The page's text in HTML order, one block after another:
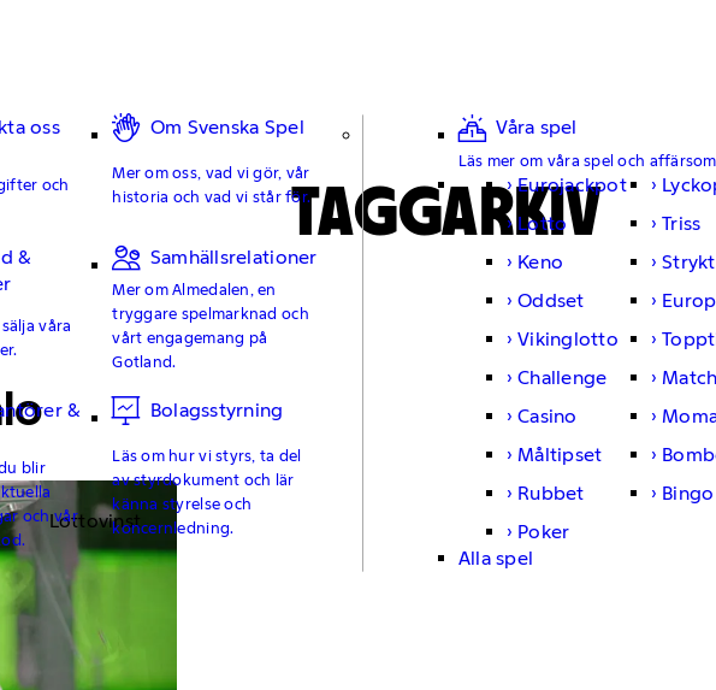
oss
och
Om Svenska Spel
Mer om oss, vad vi gör, vår
historia och vad vi står för.
&
våra
Samhällsrelationer
Mer om Almedalen, en
tryggare spelmarknad och
vårt engagemang på
Gotland.
&
blir
och vår
Bolagsstyrning
Läs om hur vi styrs, ta del
av styrdokument och lär
känna styrelse och
koncernledning.
Våra spel
Läs mer om våra spel och
Eurojackpot
Lotto
Triss
Keno
Oddset
Vikinglotto
Challenge
Casino
Måltipset
Rubbet
Bingo
Poker
Alla spel
TAGGARKIV
Lottovinst